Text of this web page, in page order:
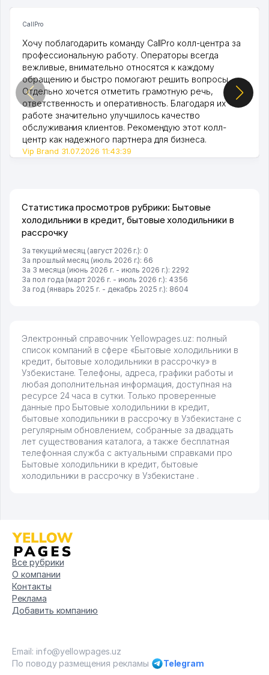
CallPro
Хочу поблагодарить команду CallPro колл-центра за
профессиональную работу. Операторы всегда
вежливые, внимательно относятся к каждому
обращению и быстро помогают решить вопросы.
Отдельно хочется отметить грамотную речь,
ответственность и оперативность. Благодаря их
работе значительно улучшилось качество
обслуживания клиентов. Рекомендую этот колл-
центр как надежного партнера для бизнеса.
Vip Brand 31.07.2026 11:43:39
Статистика просмотров рубрики: Бытовые
холодильники в кредит, бытовые холодильники в
рассрочку
За текущий месяц (август 2026 г.): 0
За прошлый месяц (июль 2026 г.): 66
За 3 месяца (июнь 2026 г. - июль 2026 г.): 2292
За пол года (март 2026 г. - июль 2026 г.): 4356
За год (январь 2025 г. - декабрь 2025 г.): 8604
Электронный справочник Yellowpages.uz: полный
список компаний в сфере «Бытовые холодильники в
кредит, бытовые холодильники в рассрочку» в
Узбекистане. Телефоны, адреса, графики работы и
любая дополнительная информация, доступная на
ресурсе 24 часа в сутки. Только проверенные
данные про Бытовые холодильники в кредит,
бытовые холодильники в рассрочку в Узбекистане с
регулярным обновлением, собранные за двадцать
лет существования каталога, а также бесплатная
телефонная служба с актуальными справками про
Бытовые холодильники в кредит, бытовые
холодильники в рассрочку в Узбекистане .
Все рубрики
О компании
Контакты
Реклама
Добавить компанию
Email: info@yellowpages.uz
По поводу размещения рекламы
Telegram